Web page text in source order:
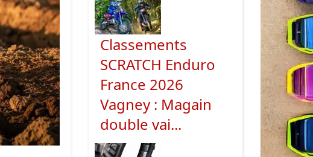
Classements
SCRATCH Enduro
France 2026
Vagney : Magain
double vai...